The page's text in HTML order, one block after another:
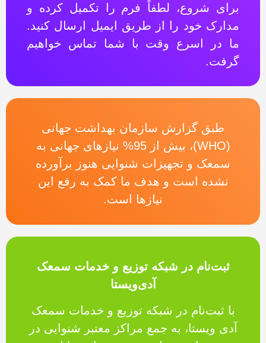
برای شروع، لطفاً فرم را تکمیل کرده و
مدارک خود را از طریق ایمیل ارسال کنید.
ما در اسرع وقت با شما تماس خواهیم
گرفت.
طبق گزارش سازمان بهداشت جهانی
(WHO)، بیش از 95% نیازهای جهانی به
سمعک و تجهیزات شنوایی هنوز برآورده
نشده است و هدف ما کمک به رفع این
نیازها است.
ثبت‌نام در شبکه توزیع و خدمات سمعک
آدی‌ویستا
با ثبت‌نام در شبکه توزیع و خدمات سمعک
آدی ویستا، به جمع مراکز معتبر شنوایی در